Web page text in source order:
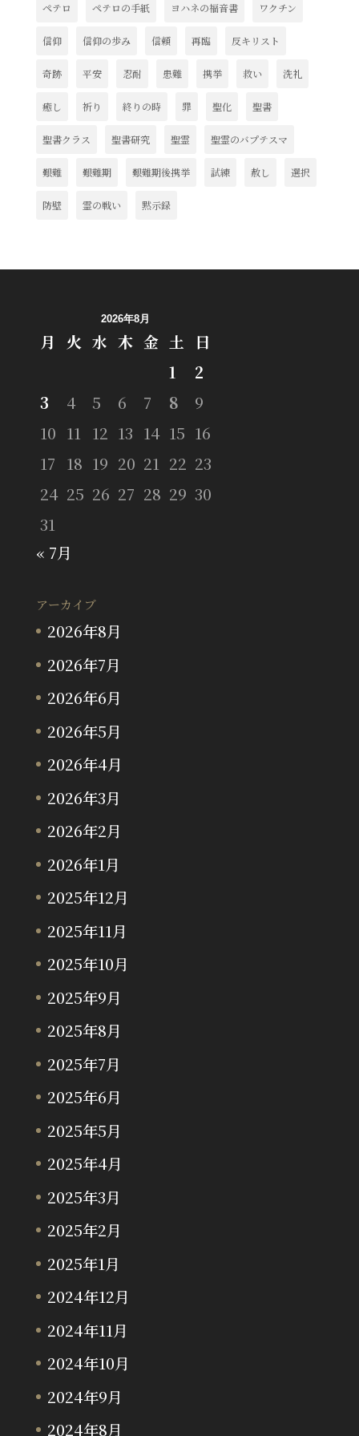
ペテロ ペテロの手紙 ヨハネの福音書 ワクチン
信仰 信仰の歩み 信頼 再臨 反キリスト
奇跡 平安 忍耐 患難 携挙 救い 洗礼
癒し 祈り 終りの時 罪 聖化 聖書
聖書クラス 聖書研究 聖霊 聖霊のバプテスマ
艱難 艱難期 艱難期後携挙 試練 赦し 選択
防壁 霊の戦い 黙示録
2026年8月
月 火 水 木 金 土
日
1
2
3
4 5 6 7 8
9
10 11 12 13 14 15 16
17 18 19 20 21 22 23
24 25 26 27 28 29 30
31
« 7月
アーカイブ
2026年8月
2026年7月
2026年6月
2026年5月
2026年4月
2026年3月
2026年2月
2026年1月
2025年12月
2025年11月
2025年10月
2025年9月
2025年8月
2025年7月
2025年6月
2025年5月
2025年4月
2025年3月
2025年2月
2025年1月
2024年12月
2024年11月
2024年10月
2024年9月
2024年8月